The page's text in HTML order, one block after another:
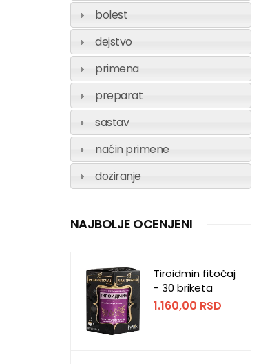
bolest
dejstvo
primena
preparat
sastav
naćin primene
doziranje
NAJBOLJE OCENJENI
Tiroidmin fitočaj
- 30 briketa
1.160,00 RSD